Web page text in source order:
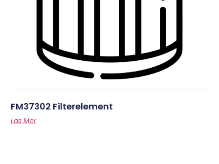
FM37302 Filterelement
Läs Mer